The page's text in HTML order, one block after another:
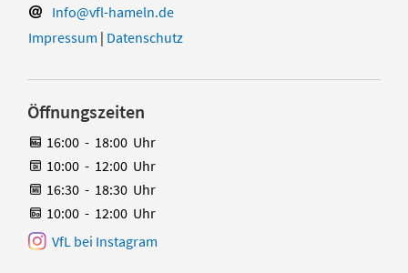
Info@vfl-hameln.de
Impressum | Datenschutz
Öffnungszeiten
16:00 - 18:00 Uhr
10:00 - 12:00 Uhr
16:30 - 18:30 Uhr
10:00 - 12:00 Uhr
VfL bei Instagram